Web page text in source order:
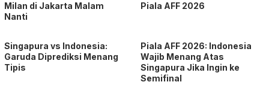
Milan di Jakarta Malam
Nanti
Piala AFF 2026
Singapura vs Indonesia:
Garuda Diprediksi Menang
Tipis
Piala AFF 2026: Indonesia
Wajib Menang Atas
Singapura Jika Ingin ke
Semifinal